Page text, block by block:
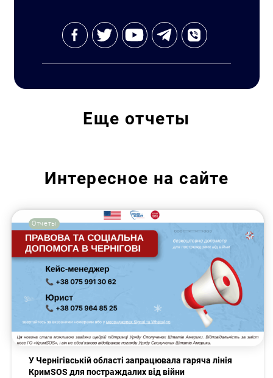
Еще отчеты
Интересное на сайте
Отчеты
У Чернігівській області запрацювала гаряча лінія
КримSOS для постраждалих від війни